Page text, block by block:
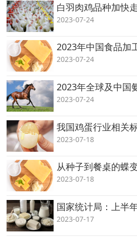
2023-07-24
2023-07-24
2023-07-24
我国鸡蛋行业相关
2023-07-18
从种子到餐桌的蝶
2023-07-18
国家统计局：上半
2023-07-17